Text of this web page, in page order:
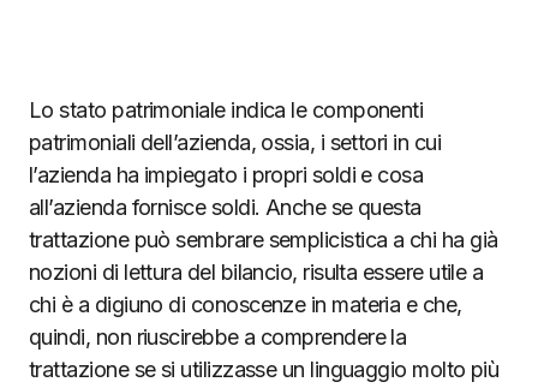
Lo stato patrimoniale indica le componenti
patrimoniali dell’azienda, ossia, i settori in cui
l’azienda ha impiegato i propri soldi e cosa
all’azienda fornisce soldi. Anche se questa
trattazione può sembrare semplicistica a chi ha già
nozioni di lettura del bilancio, risulta essere utile a
chi è a digiuno di conoscenze in materia e che,
quindi, non riuscirebbe a comprendere la
trattazione se si utilizzasse un linguaggio molto più